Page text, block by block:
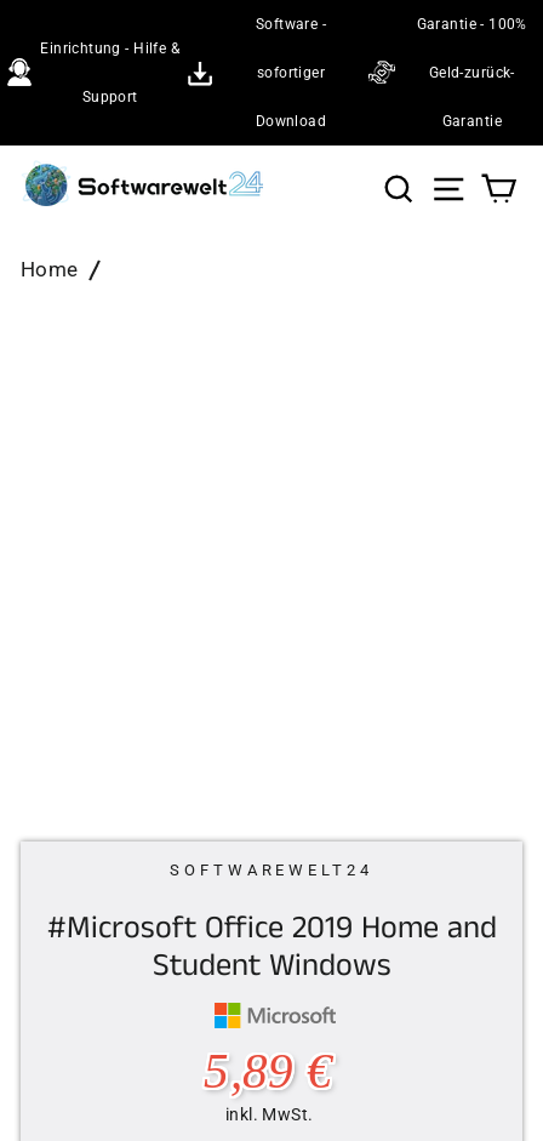
Inhalt
Einrichtung - Hilfe &
Support
Software -
sofortiger
Download
Garantie - 100%
Geld-zurück-
Garantie
Suche
Home
SOFTWAREWELT24
#Microsoft Office 2019 Home and
Student Windows
5,89 €
inkl. MwSt.